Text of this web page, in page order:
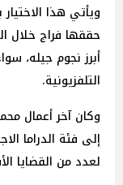
ويأتي هذا
حققها فراج خلال
أبرز نجوم جيله،
التلفزيونية.
وكان آخر أعمال
إلى فئة الدراما
لعدد من القضايا